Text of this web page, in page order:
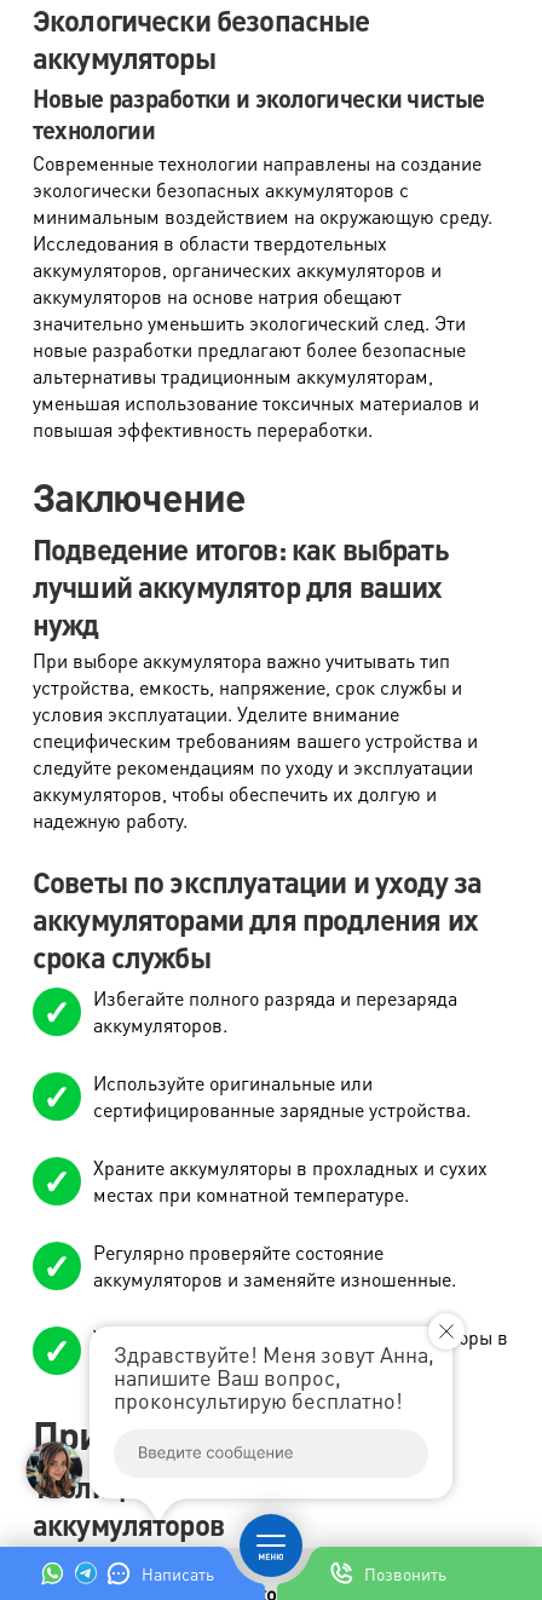
Написать Позвонить
Здравствуйте! Меня зовут Анна,
напишите Ваш вопрос,
проконсультирую бесплатно!
Экологически безопасные
аккумуляторы
Новые разработки и экологически чистые
технологии
Современные технологии направлены на создание
экологически безопасных аккумуляторов с
минимальным воздействием на окружающую среду.
Исследования в области твердотельных
аккумуляторов, органических аккумуляторов и
аккумуляторов на основе натрия обещают
значительно уменьшить экологический след. Эти
новые разработки предлагают более безопасные
альтернативы традиционным аккумуляторам,
уменьшая использование токсичных материалов и
повышая эффективность переработки.
Заключение
Подведение итогов: как выбрать
лучший аккумулятор для ваших
нужд
При выборе аккумулятора важно учитывать тип
устройства, емкость, напряжение, срок службы и
условия эксплуатации. Уделите внимание
специфическим требованиям вашего устройства и
следуйте рекомендациям по уходу и эксплуатации
аккумуляторов, чтобы обеспечить их долгую и
надежную работу.
Советы по эксплуатации и уходу за
аккумуляторами для продления их
срока службы
Избегайте полного разряда и перезаряда
аккумуляторов.
Используйте оригинальные или
сертифицированные зарядные устройства.
Храните аккумуляторы в прохладных и сухих
местах при комнатной температуре.
Регулярно проверяйте состояние
аккумуляторов и заменяйте изношенные.
Утилизируйте использованные аккумуляторы в
специализированных пунктах приема.
Приложения
Таблица сравнений типов
аккумуляторов
Тип аккумулятора Емкость